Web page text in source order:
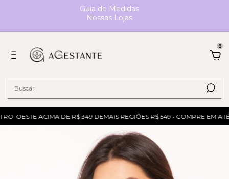
Guia de Medidas
Nossas Lojas
0
OESTE ACIMA DE R$ 349 DEMAIS REGIÕES R$ 549 • COMPRE EM